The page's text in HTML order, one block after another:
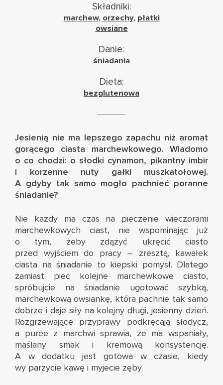
Składniki:
marchew, orzechy, płatki
owsiane
Danie:
śniadania
Dieta:
bezglutenowa
Jesienią nie ma lepszego zapachu niż aromat
gorącego ciasta marchewkowego. Wiadomo
o co chodzi: o słodki cynamon, pikantny imbir
i korzenne nuty gałki muszkatołowej.
A gdyby tak samo mogło pachnieć poranne
śniadanie?
Nie każdy ma czas na pieczenie wieczorami
marchewkowych ciast, nie wspominając już
o tym, żeby zdążyć ukręcić ciasto
przed wyjściem do pracy – zresztą, kawałek
ciasta na śniadanie to kiepski pomysł. Dlatego
zamiast piec kolejne marchewkowe ciasto,
spróbujcie na śniadanie ugotować szybką,
marchewkową owsiankę, która pachnie tak samo
dobrze i daje siły na kolejny długi, jesienny dzień.
Rozgrzewające przyprawy podkręcają słodycz,
a purée z marchwi sprawia, że ma wspaniały,
maślany smak i kremową konsystencję.
A w dodatku jest gotowa w czasie, kiedy
wy parzycie kawę i myjecie zęby.